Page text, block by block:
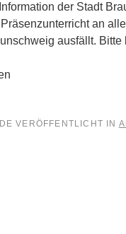
der Stadt
an
ausfällt.
VERÖFFENTLICHT IN